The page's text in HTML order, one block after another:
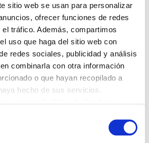
sitio web se usan para personalizar
ofrecer funciones de redes
tráfico. Además, compartimos
uso que haga del sitio web con
redes sociales, publicidad y análisis
combinarla con otra información
o que hayan recopilado a
hecho de sus servicios.
Web ha sido diseñada para dar a
ofertados porLatre Podas y
por ello que en cumplimiento de lo
2002 se le informa que la presente
y su dominio
Podas y Servicios, S.L. con CIF
social en Calle Andalucía, 3,
titular de los derechos de propiedad